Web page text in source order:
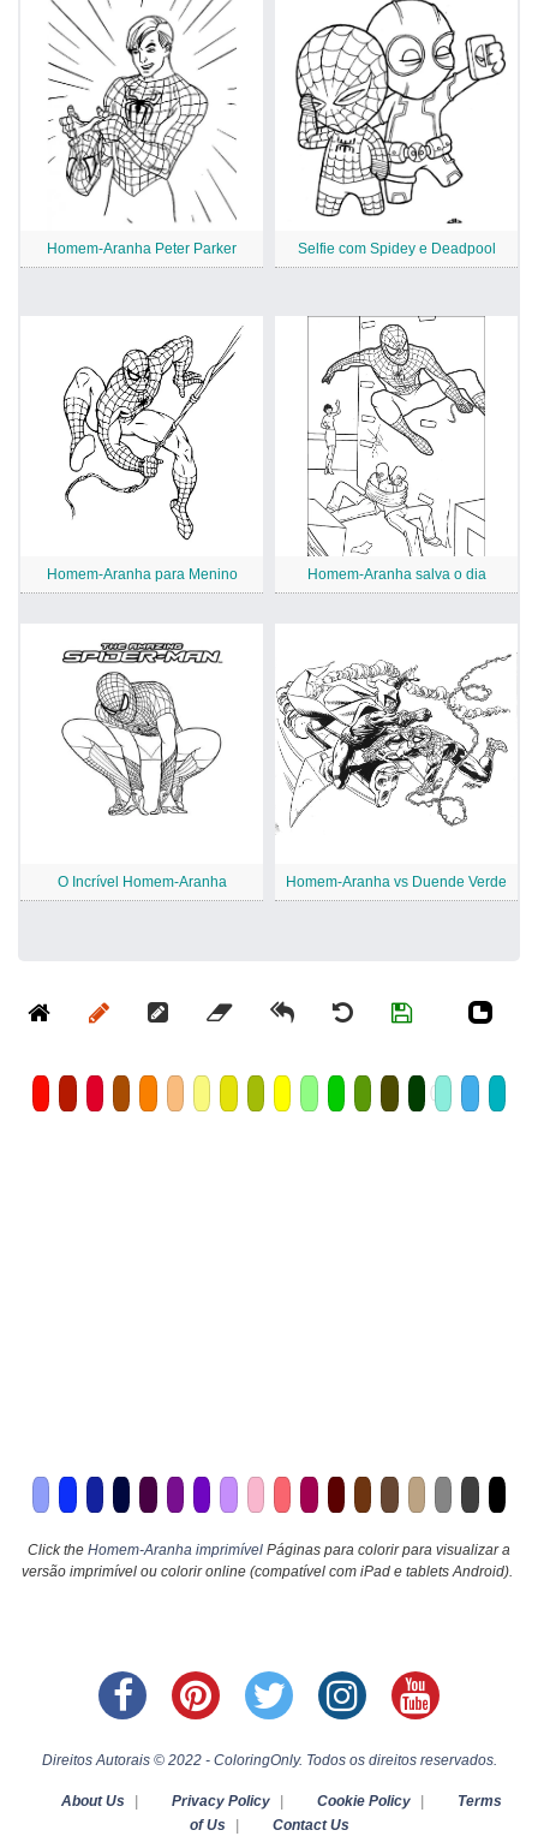
Homem-Aranha Peter Parker Selfie com Spidey e Deadpool
Homem-Aranha para Menino Homem-Aranha salva o dia
O Incrível Homem-Aranha Homem-Aranha vs Duende Verde
Click the Homem-Aranha imprimível Páginas para colorir para visualizar a
versão imprimível ou colorir online (compatível com iPad e tablets Android).
Direitos Autorais © 2022 - ColoringOnly. Todos os direitos reservados.
About Us | Privacy Policy | Cookie Policy |
Terms
of Us
| Contact Us